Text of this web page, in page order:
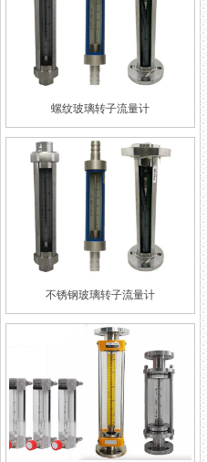
螺纹玻璃转子流量计
不锈钢玻璃转子流量计